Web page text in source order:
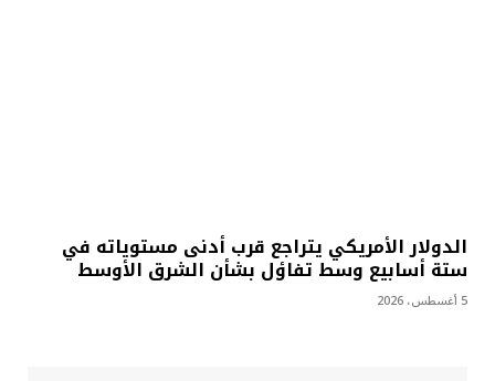
الدولار الأمريكي يتراجع قرب أدنى مستوياته في
ستة أسابيع وسط تفاؤل بشأن الشرق الأوسط
5 أغسطس، 2026